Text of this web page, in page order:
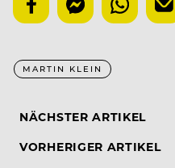
MARTIN KLEIN
NÄCHSTER ARTIKEL
VORHERIGER ARTIKEL